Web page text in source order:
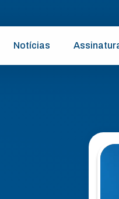
Notícias